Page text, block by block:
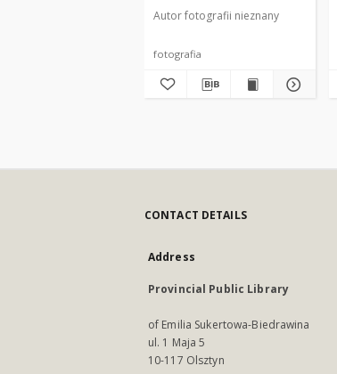
Autor fotografii nieznany
fotografia
CONTACT DETAILS
Address
Provincial Public Library
of Emilia Sukertowa-Biedrawina
ul. 1 Maja 5
10-117 Olsztyn